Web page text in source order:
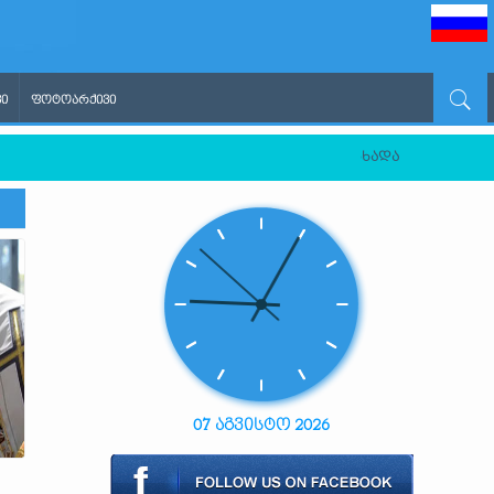
ᲤᲝᲢᲝᲐᲠᲥᲘᲕᲘ
ფედერაციის გავლენის აგენტად გამოაცხადა
07 აგვისტო 2026